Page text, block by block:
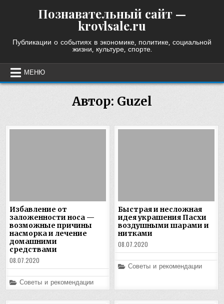
Познавательный сайт —
krovlsale.ru
Публикации о событиях в экономике, политике, социальной
жизни, культуре, спорте.
МЕНЮ
Автор: Guzel
Избавление от
заложенности носа —
возможные причины
насморка и лечение
домашними
средствами
08.07.2020
Posted
in
Советы и рекомендации
Быстрая и несложная
идея украшения Пасхи
воздушными шарами и
нитками
08.07.2020
Posted
Советы и рекомендации